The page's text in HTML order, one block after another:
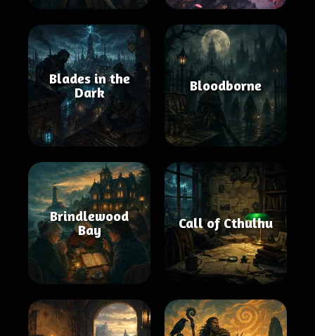
Blades in the
Dark
Bloodborne
Brindlewood
Bay
Call of Cthulhu